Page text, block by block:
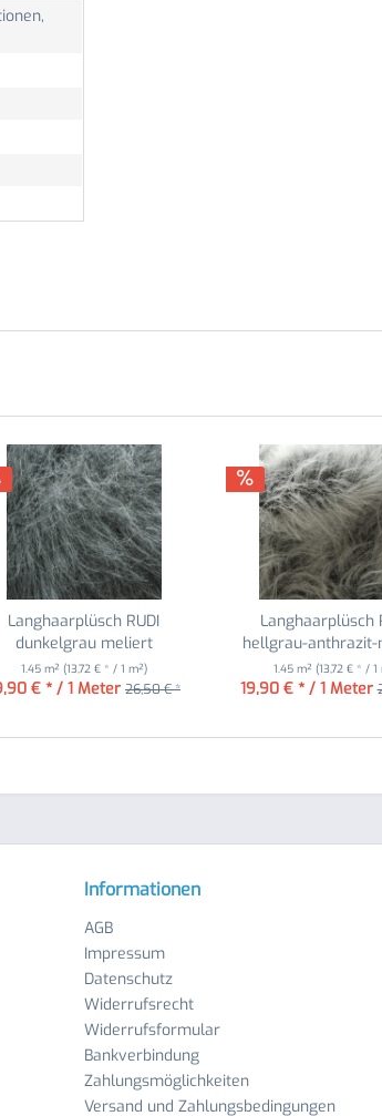
Langhaarplüsch RUDI
dunkelgrau meliert
1.45 m² (13,72 € * / 1 m²)
€ * / 1 Meter 26,50 € *
Langhaarplüsch
hellgrau-
1.45 m² (13,72 € * / 1
19,90 € * / 1 Meter
Informationen
AGB
Impressum
Datenschutz
Widerrufsrecht
Widerrufsformular
Bankverbindung
Zahlungsmöglichkeiten
Versand und Zahlungsbedingungen